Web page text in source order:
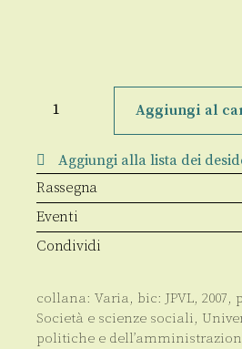
una
crisi
quantità
Aggiungi al
Aggiungi alla lista dei
Rassegna
Eventi
Condividi
collana: Varia, bic: JPVL, 2007,
Società e scienze sociali,
politiche e